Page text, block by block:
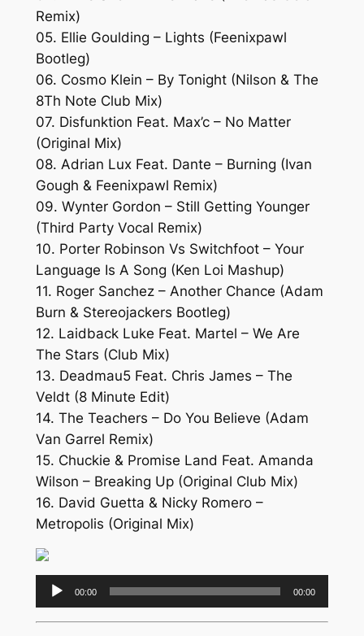
Remix)
05. Ellie Goulding – Lights (Feenixpawl
Bootleg)
06. Cosmo Klein – By Tonight (Nilson & The
8Th Note Club Mix)
07. Disfunktion Feat. Max’c – No Matter
(Original Mix)
08. Adrian Lux Feat. Dante – Burning (Ivan
Gough & Feenixpawl Remix)
09. Wynter Gordon – Still Getting Younger
(Third Party Vocal Remix)
10. Porter Robinson Vs Switchfoot – Your
Language Is A Song (Ken Loi Mashup)
11. Roger Sanchez – Another Chance (Adam
Burn & Stereojackers Bootleg)
12. Laidback Luke Feat. Martel – We Are
The Stars (Club Mix)
13. Deadmau5 Feat. Chris James – The
Veldt (8 Minute Edit)
14. The Teachers – Do You Believe (Adam
Van Garrel Remix)
15. Chuckie & Promise Land Feat. Amanda
Wilson – Breaking Up (Original Club Mix)
16. David Guetta & Nicky Romero –
Metropolis (Original Mix)
Lecteur
audio
00:00 00:00